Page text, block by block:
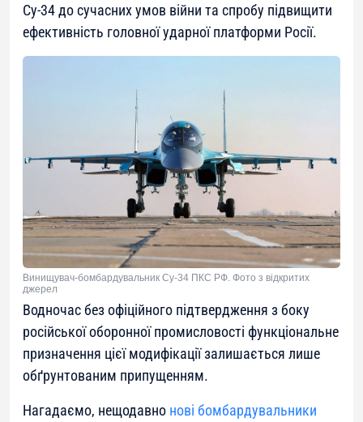
Су-34 до сучасних умов війни та спробу підвищити
ефективність головної ударної платформи Росії.
Винищувач-бомбардувальник Су-34 ПКС РФ. Фото з відкритих
джерел
Водночас без офіційного підтвердження з боку
російської оборонної промисловості функціональне
призначення цієї модифікації залишається лише
обґрунтованим припущенням.
Нагадаємо, нещодавно нові бомбардувальники